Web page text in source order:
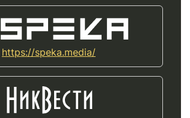
https://speka.media/